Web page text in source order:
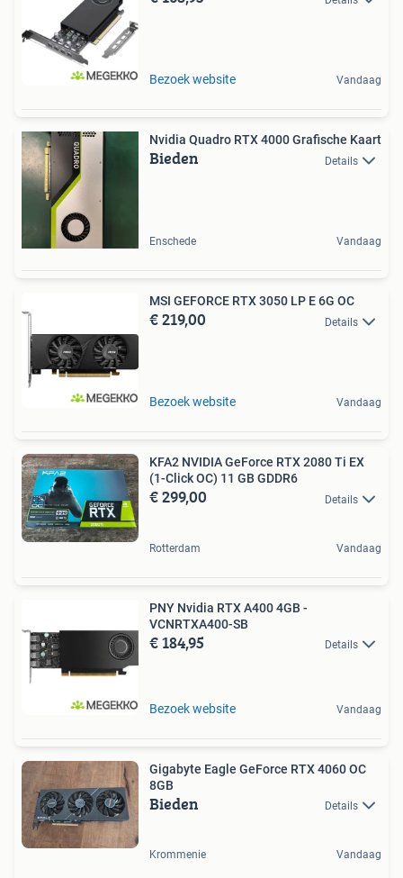
Bezoek website Vandaag
Nvidia Quadro RTX 4000 Grafische Kaart
Bieden Details
Enschede Vandaag
MSI GEFORCE RTX 3050 LP E 6G OC
€ 219,00 Details
Bezoek website Vandaag
KFA2 NVIDIA GeForce RTX 2080 Ti EX
(1-Click OC) 11 GB GDDR6
€ 299,00 Details
Rotterdam Vandaag
PNY Nvidia RTX A400 4GB -
VCNRTXA400-SB
€ 184,95 Details
Bezoek website Vandaag
Gigabyte Eagle GeForce RTX 4060 OC
8GB
Bieden Details
Krommenie Vandaag